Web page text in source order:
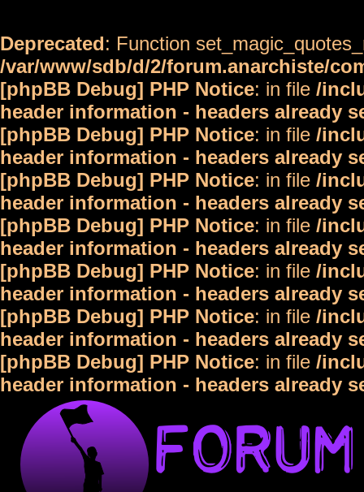
Deprecated: Function
/var/www/sdb/d/2/forum.anarchiste/
[phpBB Debug] PHP Notice: in file /
header information - headers already
[phpBB Debug] PHP Notice: in file /
header information - headers already
[phpBB Debug] PHP Notice: in file /
header information - headers already
[phpBB Debug] PHP Notice: in file /
header information - headers already
[phpBB Debug] PHP Notice: in file /
header information - headers already
[phpBB Debug] PHP Notice: in file /
header information - headers already
[phpBB Debug] PHP Notice: in file /
header information - headers already